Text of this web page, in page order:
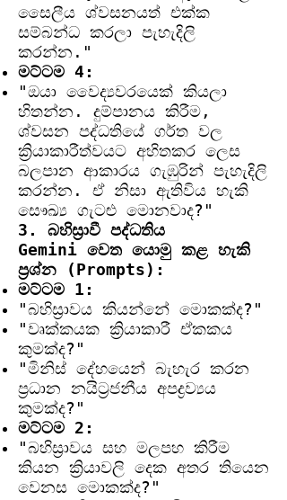
සෛලීය ශ්වසනයත් එක්ක
සම්බන්ධ කරලා පැහැදිලි
කරන්න."
මට්ටම 4:
"ඔයා වෛද්‍යවරයෙක් කියලා
හිතන්න. දුම්පානය කිරීම,
ශ්වසන පද්ධතියේ ගර්ත වල
ක්‍රියාකාරීත්වයට අහිතකර ලෙස
බලපාන ආකාරය ගැඹුරින් පැහැදිලි
කරන්න. ඒ නිසා ඇතිවිය හැකි
සෞඛ්‍ය ගැටළු මොනවාද?"
3. බහිස්‍රාවී පද්ධතිය
Gemini වෙත යොමු කළ හැකි
ප්‍රශ්න (Prompts):
මට්ටම 1:
"බහිස්‍රාවය කියන්නේ මොකක්ද?"
"වෘක්කයක ක්‍රියාකාරී ඒකකය
කුමක්ද?"
"මිනිස් දේහයෙන් බැහැර කරන
ප්‍රධාන නයිට්‍රජනීය අපද්‍රව්‍යය
කුමක්ද?"
මට්ටම 2:
"බහිස්‍රාවය සහ මලපහ කිරීම
කියන ක්‍රියාවලි දෙක අතර තියෙන
වෙනස මොකක්ද?"